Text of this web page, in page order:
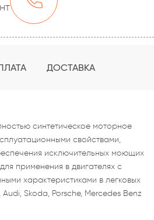
ДОСТАВКА
синтетическое моторное
свойствами,
исключительных моющих
применения в двигателях с
характеристиками в легковых
Skoda, Porsche, Mercedes Benz